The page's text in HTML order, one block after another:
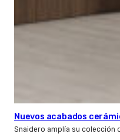
Nuevos acabados
Snaidero amplía su colección